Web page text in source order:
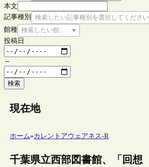
本文
記事種別
検索したい記事種別を選択してください
館種 検索したい館種を選択してください
投稿日
～
検索
現在地
ホーム»カレントアウェアネス-R
千葉県立西部図書館、「回想